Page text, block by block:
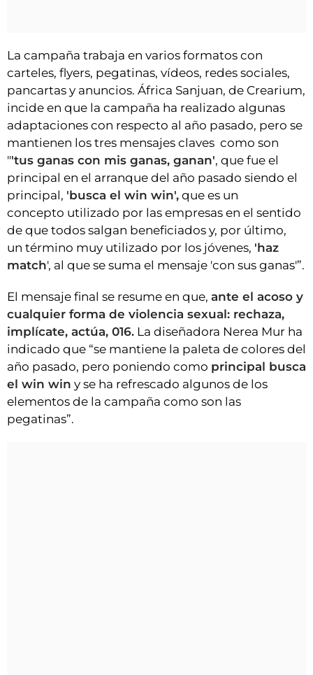
La campaña trabaja en varios formatos con
carteles, flyers, pegatinas, vídeos, redes sociales,
pancartas y anuncios. África Sanjuan, de Crearium,
incide en que la campaña ha realizado algunas
adaptaciones con respecto al año pasado, pero se
mantienen los tres mensajes claves como son
"'tus ganas con mis ganas, ganan', que fue el
principal en el arranque del año pasado siendo el
principal, 'busca el win win', que es un
concepto utilizado por las empresas en el sentido
de que todos salgan beneficiados y, por último,
un término muy utilizado por los jóvenes, 'haz
match', al que se suma el mensaje 'con sus ganas'”.
El mensaje final se resume en que, ante el acoso y
cualquier forma de violencia sexual: rechaza,
implícate, actúa, 016. La diseñadora Nerea Mur ha
indicado que “se mantiene la paleta de colores del
año pasado, pero poniendo como principal busca
el win win y se ha refrescado algunos de los
elementos de la campaña como son las
pegatinas”.